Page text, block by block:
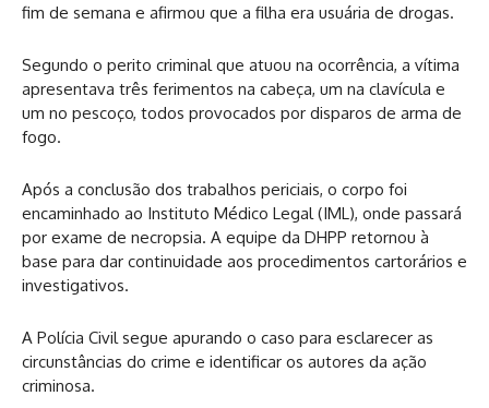
fim de semana e afirmou que a filha era usuária de drogas.
Segundo o perito criminal que atuou na ocorrência, a vítima
apresentava três ferimentos na cabeça, um na clavícula e
um no pescoço, todos provocados por disparos de arma de
fogo.
Após a conclusão dos trabalhos periciais, o corpo foi
encaminhado ao Instituto Médico Legal (IML), onde passará
por exame de necropsia. A equipe da DHPP retornou à
base para dar continuidade aos procedimentos cartorários e
investigativos.
A Polícia Civil segue apurando o caso para esclarecer as
circunstâncias do crime e identificar os autores da ação
criminosa.